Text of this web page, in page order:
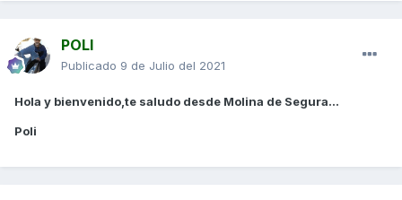
POLI
Publicado 9 de Julio del 2021
Hola y bienvenido,te saludo desde Molina de Segura...
Poli